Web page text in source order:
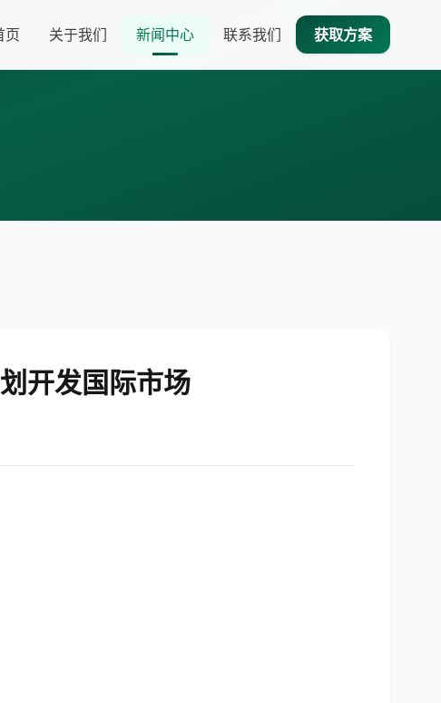
页 关于我们 新闻中心 联系我们 获取方案
开发国际市场